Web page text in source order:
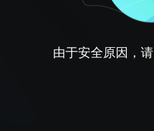
由于安全原因，请